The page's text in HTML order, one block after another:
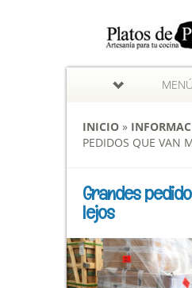
MENÚ
INICIO »
PEDIDOS QUE VAN
Grandes
lejos